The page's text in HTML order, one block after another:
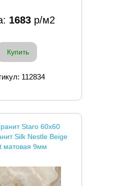
1683 р/м2
Купить
112834
Staro 60x60
Silk Nestle Beige
матовая 9мм